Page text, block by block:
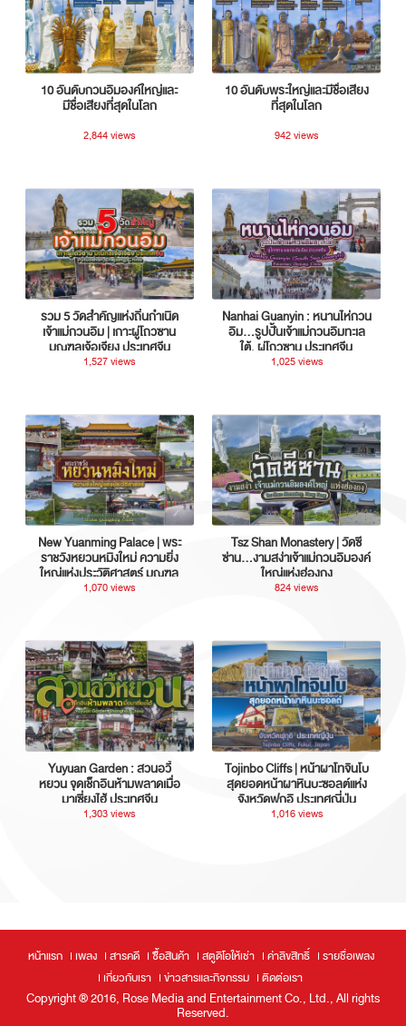
10 อันดับกวนอิมองค์ใหญ่และ
มีชื่อเสียงที่สุดในโลก
2,844 views
10 อันดับพระใหญ่และมีชื่อเสียง
ที่สุดในโลก
942 views
รวม 5 วัดสำคัญแห่งถิ่นกำเนิด
เจ้าแม่กวนอิม | เกาะผู่โถวซาน
มณฑลเจ้อเจียง ประเทศจีน
1,527 views
Nanhai Guanyin : หนานไห่กวน
อิม...รูปปั้นเจ้าแม่กวนอิมทะเล
ใต้, ผู่โถวซาน ประเทศจีน
1,025 views
New Yuanming Palace | พระ
ราชวังหยวนหมิงใหม่ ความยิ่ง
ใหญ่แห่งประวัติศาสตร์ มณฑล
กวางตุ้ง ประเทศจีน
1,070 views
Tsz Shan Monastery | วัดซี
ซ่าน…งามสง่าเจ้าแม่กวนอิมองค์
ใหญ่แห่งฮ่องกง
824 views
Yuyuan Garden : สวนอวี้
หยวน จุดเช็กอินห้ามพลาดเมื่อ
มาเซี่ยงไฮ้ ประเทศจีน
1,303 views
Tojinbo Cliffs | หน้าผาโทจินโบ
สุดยอดหน้าผาหินบะซอลต์แห่ง
จังหวัดฟุกุอิ ประเทศญี่ปุ่น
1,016 views
หน้าแรก เพลง สารคดี ซื้อสินค้า สตูดิโอให้เช่า ค่าลิขสิทธิ์
รายชื่อเพลง
เกี่ยวกับเรา
ข่าวสารและกิจกรรม ติดต่อเรา
Copyright ® 2016, Rose Media and Entertainment Co., Ltd., All rights
Reserved.